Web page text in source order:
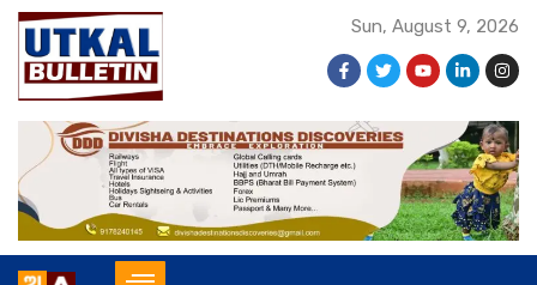
Sun, August 9, 2026